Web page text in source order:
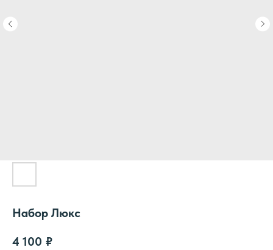
Набор Люкс
4 100 ₽